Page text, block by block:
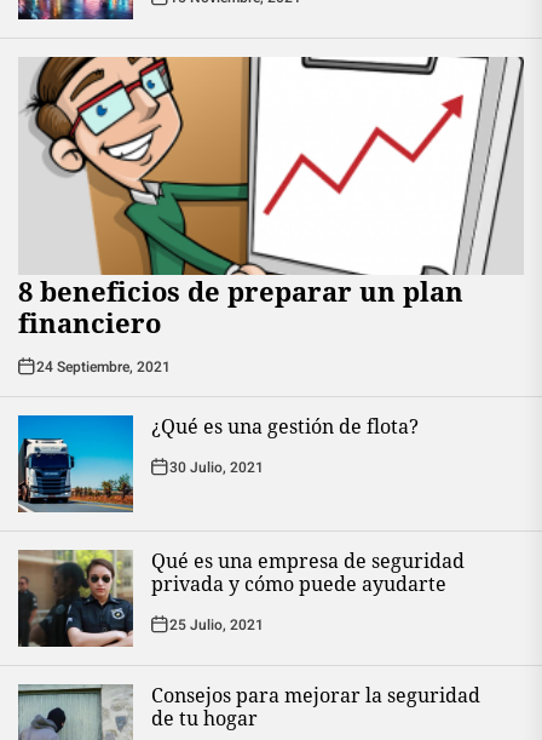
8 beneficios de preparar un plan
financiero
24 Septiembre, 2021
¿Qué es una gestión de flota?
30 Julio, 2021
Qué es una empresa de seguridad
privada y cómo puede ayudarte
25 Julio, 2021
Consejos para mejorar la seguridad
de tu hogar